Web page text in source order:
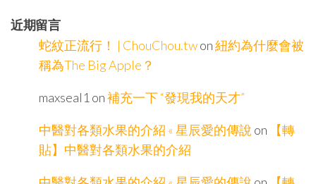
近期留言
蛇紋正流行！ | ChouChou.twon紐約為什麼會被
稱為The Big Apple？
maxseal1 on補充一下 “發現我的天才”
中醫對各類水果的介紹 « 星辰愛的傳說 on
【轉
貼】中醫對各類水果的介紹